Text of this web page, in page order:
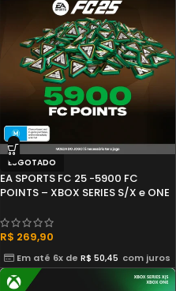
ESGOTADO
EA SPORTS FC 25 -5900 FC
POINTS – XBOX SERIES S/X e ONE
R$ 269,90
Em até 6x deR$ 50,45 com juros